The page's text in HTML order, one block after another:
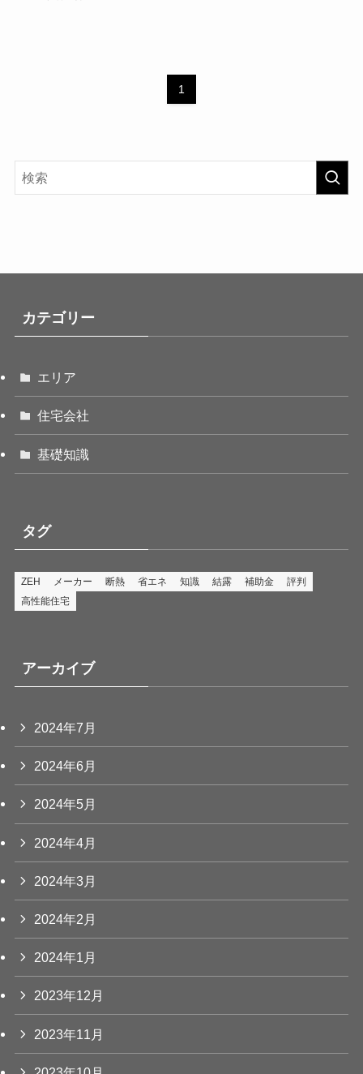
1
カテゴリー
エリア
住宅会社
基礎知識
タグ
ZEH メーカー 断熱 省エネ 知識 結露 補助金
評判
高性能住宅
アーカイブ
2024年7月
2024年6月
2024年5月
2024年4月
2024年3月
2024年2月
2024年1月
2023年12月
2023年11月